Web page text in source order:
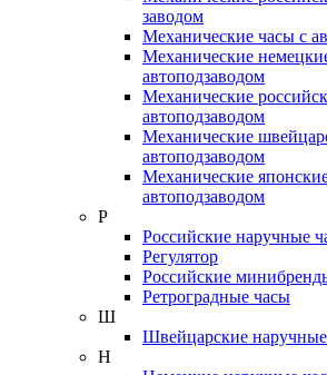
заводом
Механические часы с
Механические
автоподзаводом
Механические
автоподзаводом
Механические
автоподзаводом
Механические
автоподзаводом
Р
Российские наручные
Регулятор
Российские
Ретроградные часы
Ш
Швейцарские
Н